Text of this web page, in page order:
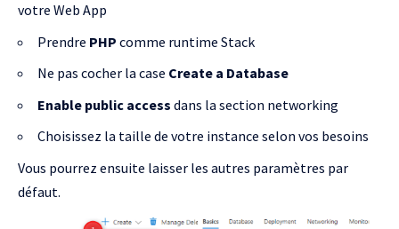
votre Web App
Prendre PHP comme runtime Stack
Ne pas cocher la case Create a Database
Enable public access dans la section networking
Choisissez la taille de votre instance selon vos besoins
Vous pourrez ensuite laisser les autres paramètres par
défaut.